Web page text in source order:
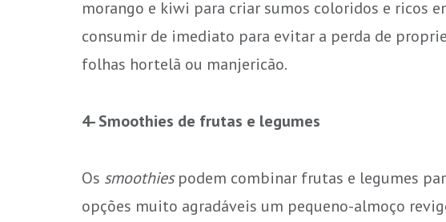
morango e kiwi para criar sumos coloridos e ricos
consumir de imediato para evitar a perda de
folhas hortelã ou manjericão.
4- Smoothies de frutas e legumes
Os smoothiespodem combinar frutas e legumes
opções muito agradáveis um pequeno-almoço